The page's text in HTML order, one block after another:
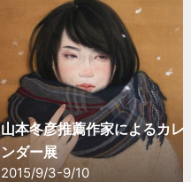
山本冬彦推薦作家によるカレ
ンダー展
2015/9/3-9/10